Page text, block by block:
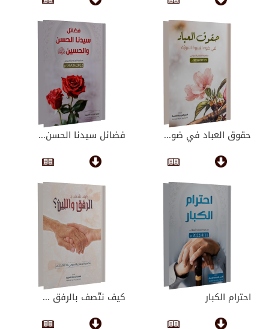
حقوق العباد في ضو... فضائل سيدنا الحسن...
احترام الكبار كيف نتّصف بالرفق ...